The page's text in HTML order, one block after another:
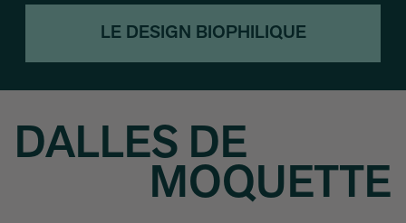
LE DESIGN BIOPHILIQUE
DALLES DE
MOQUETTE